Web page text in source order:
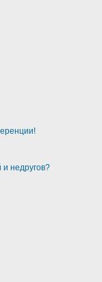
и недругов?